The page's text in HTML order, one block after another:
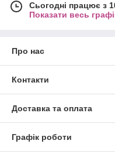
Сьогодні працює з
Показати весь
Про нас
Контакти
Доставка та оплата
Графік роботи